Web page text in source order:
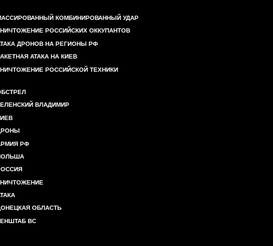
КОМБИНИРОВАННЫЙ УДАР
РОССИЙСКИХ ОККУПАНТОВ
ДРОНОВ НА РЕГИОНЫ РФ
АТАКА НА КИЕВ
РОССИЙСКОЙ ТЕХНИКИ
ВЛАДИМИР
РФ
ОБЛАСТЬ
ВС